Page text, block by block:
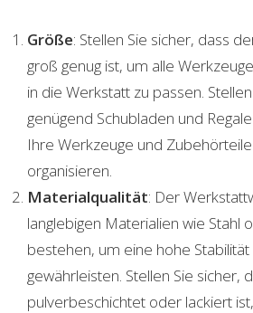
Größe: Stellen Sie sicher, dass
groß genug ist, um alle
in die Werkstatt zu passen.
genügend Schubladen und
Ihre Werkzeuge und
organisieren.
Materialqualität: Der
langlebigen Materialien wie Stahl
bestehen, um eine hohe
gewährleisten. Stellen Sie sicher,
pulverbeschichtet oder lackiert